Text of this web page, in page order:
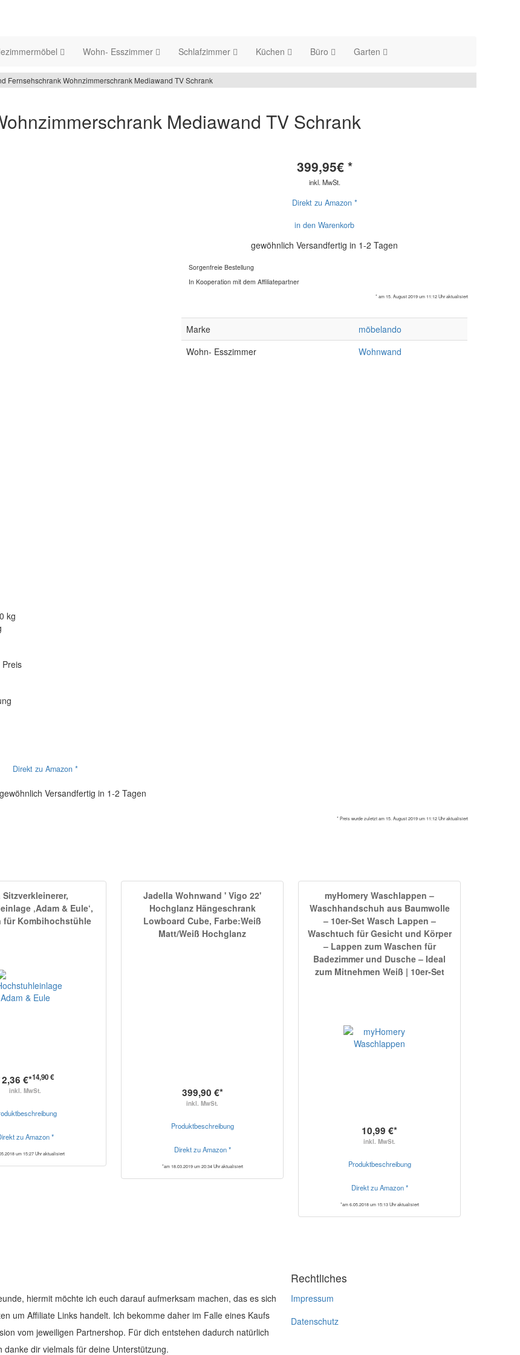
Wohn- Esszimmer Schlafzimmer Küchen Büro Garten
Fernsehschrank Wohnzimmerschrank Mediawand TV Schrank
Mediawand TV Schrank
399,95€ *
inkl. MwSt.
Direkt zu Amazon *
in den Warenkorb
gewöhnlich Versandfertig in 1-2 Tagen
Sorgenfreie Bestellung
In Kooperation mit dem Affiliatepartner
* am 15. August 2019 um 11:12 Uhr aktualisiert
Marke
möbelando
Wohn- Esszimmer
Wohnwand
kg
Direkt zu Amazon *
gewöhnlich Versandfertig in 1-2 Tagen
* Preis wurde zuletzt am 15. August 2019 um 11:12 Uhr aktualisiert
Sitzverkleinerer,
‚Adam & Eule‘,
für Kombihochstühle
€*14,90 €
inkl. MwSt.
zu Amazon *
um 15:27 Uhr aktualisiert
Jadella Wohnwand ' Vigo 22'
Hochglanz Hängeschrank
Lowboard Cube, Farbe:Weiß
Matt/Weiß Hochglanz
399,90 €*
inkl. MwSt.
Produktbeschreibung
Direkt zu Amazon *
*am 18.03.2019 um 20:34 Uhr aktualisiert
myHomery Waschlappen –
Waschhandschuh aus Baumwolle
– 10er-Set Wasch Lappen –
Waschtuch für Gesicht und Körper
– Lappen zum Waschen für
Badezimmer und Dusche – Ideal
zum Mitnehmen Weiß | 10er-Set
10,99 €*
inkl. MwSt.
Produktbeschreibung
Direkt zu Amazon *
*am 6.05.2018 um 15:13 Uhr aktualisiert
hiermit möchte ich euch darauf aufmerksam machen, das es sich
um Affiliate Links handelt. Ich bekomme daher im Falle eines Kaufs
vom jeweiligen Partnershop. Für dich entstehen dadurch natürlich
danke dir vielmals für deine Unterstützung.
Rechtliches
Impressum
Datenschutz